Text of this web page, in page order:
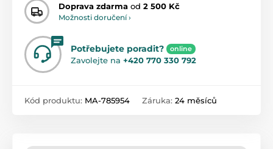
Doprava zdarma od 2 500 Kč
Možnosti doručení ›
Potřebujete poradit? online
Zavolejte na +420 770 330 792
Kód produktu: MA-785954 Záruka: 24 měsíců